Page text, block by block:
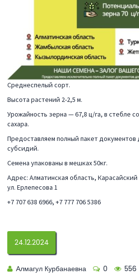
Среднеспелый сорт.
Высота растений 2-2,5 м.
Урожайность зерна — 67,8 ц/га, в стебле
сахара.
Предоставляем полный пакет документов
субсидий.
Семена упакованы в мешках 50кг.
Адрес: Алматинская область,
ул. Ерлепесова 1
+7 707 638 6966, +7 777 706 5386
24.12.2024
Алмагул Курбанаевна 0 556